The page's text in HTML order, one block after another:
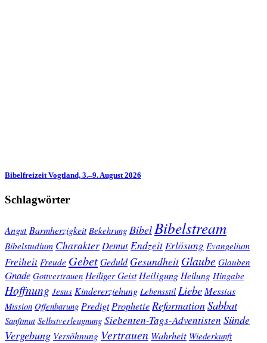
Bibelfreizeit Vogtland, 3.–9. August 2026
Schlagwörter
Angst Barmherzigkeit Bekehrung Bibel Bibelstream
Bibelstudium Charakter Demut EndzeitErlösung Evangelium
Freiheit Freude GebetGeduld Gesundheit Glaube Glauben
Gnade Gottvertrauen Heiliger Geist Heiligung Heilung Hingabe
Hoffnung Jesus Kindererziehung Lebensstil Liebe Messias
Mission Offenbarung Predigt Prophetie ReformationSabbat
Sanftmut Selbstverleugnung Siebenten-Tags-Adventisten Sünde
Vergebung Versöhnung Vertrauen Wahrheit Wiederkunft